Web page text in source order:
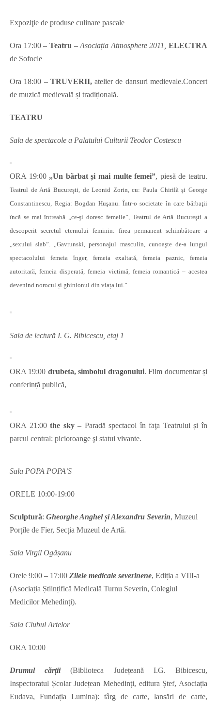
Expoziţie de produse culinare pascale
Ora 17:00 – Teatru –Asociația Atmosphere 2011,
ELECTRA
de Sofocle
Ora 18:00 – TRUVERII,atelier de dansuri medievale.Concert
de muzică medievală și tradițională.
TEATRU
Sala de spectacole a Palatului Culturii Teodor Costescu
ORA 19:00 „Un bărbat și mai multe femei”, piesă de teatru.
Teatrul de Artă București, de Leonid Zorin, cu: Paula Chirilă şi George
Constantinescu, Regia: Bogdan Huşanu. Într-o societate în care bărbaţii
încă se mai întreabă „ce-şi doresc femeile”, Teatrul de Artă Bucureşti a
descoperit secretul eternului feminin: firea permanent schimbătoare a
„sexului slab”. „Gavrunski, personajul masculin, cunoaşte de-a lungul
spectacolului femeia înger, femeia exaltată, femeia paznic, femeia
autoritară, femeia disperată, femeia victimă, femeia romantică – acestea
devenind norocul și ghinionul din viața lui.”
Sala de lectură I. G. Bibicescu, etaj 1
ORA 19:00 drubeta, simbolul dragonului. Film documentar și
conferință publică,
ORA 21:00the sky– Paradă spectacol în faţa Teatrului și în
parcul central: picioroange şi statui vivante.
Sala POPA POPA’S
ORELE 10:00-19:00
Sculptură: Gheorghe Anghel și Alexandru Severin, Muzeul
Porțile de Fier, Secția Muzeul de Artă.
Sala Virgil Ogășanu
Orele 9:00 – 17:00 Zilele medicale severinene, Ediția a VIII-a
(Asociația Științifică Medicală Turnu Severin, Colegiul
Medicilor Mehedinți).
Sala Clubul Artelor
ORA 10:00
Drumul cărții(Biblioteca Județeană I.G. Bibicescu,
Inspectoratul Școlar Județean Mehedinți, editura Ștef, Asociația
Eudava, Fundația Lumina): târg de carte, lansări de carte,